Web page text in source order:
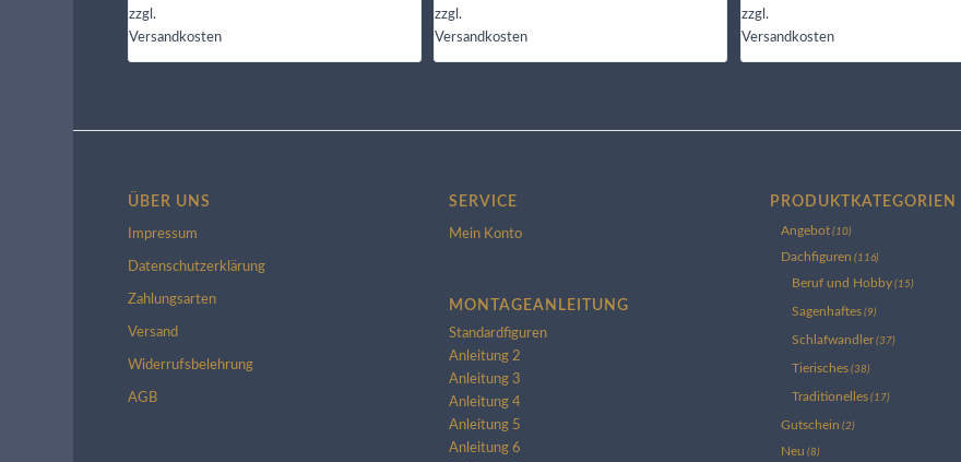
zzgl.
Versandkosten
zzgl.
Versandkosten
zzgl.
Versandkosten
ÜBER UNS
Impressum
Datenschutzerklärung
Zahlungsarten
Versand
Widerrufsbelehrung
AGB
SERVICE
Mein Konto
MONTAGEANLEITUNG
Standardfiguren
Anleitung 2
Anleitung 3
Anleitung 4
Anleitung 5
Anleitung 6
PRODUKTKATEGORIEN
Angebot (10)
Dachfiguren (116)
Beruf und Hobby (15)
Sagenhaftes (9)
Schlafwandler (37)
Tierisches (38)
Traditionelles (17)
Gutschein (2)
Neu (8)